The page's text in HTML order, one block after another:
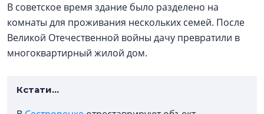
В советское время здание было разделено на
комнаты для проживания нескольких семей. После
Великой Отечественной войны дачу превратили в
многоквартирный жилой дом.
Кстати...